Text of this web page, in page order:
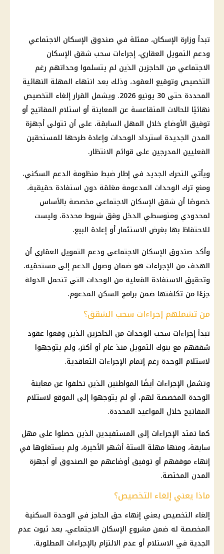
تبدأ وزارة الإسكان، ممثلة في صندوق الإسكان الاجتماعي
ودعم التمويل العقاري، إجراءات سحب شقق الإسكان
الاجتماعي من الحاجزين الذين لم يتسلموا وحداتهم رغم
التخصيص وتوقيع العقود، وذلك بعد انتهاء المهلة النهائية
المحددة حتى 30 يونيو 2026. ويشمل القرار إلغاء التخصيص
نهائيًا للحالات المتقاعسة عن المعاينة أو استلام المفاتيح أو
توفيق الأوضاع خلال المهل السابقة، على أن تتولى أجهزة
المدن الجديدة استرداد الوحدات وإعادة طرحها للمستحقين
الفعليين المدرجين على قوائم الانتظار.
ويأتي التحرك الجديد في إطار ضبط منظومة الدعم السكني،
ومنع ترك الوحدات المدعومة مغلقة دون استفادة حقيقية،
خصوصًا أن شقق الإسكان الاجتماعي مخصصة بالأساس
لمحدودي ومتوسطي الدخل وفق شروط محددة، وليست
للاحتفاظ بها بغرض الاستثمار أو إعادة البيع.
وأكد صندوق الإسكان الاجتماعي ودعم التمويل العقاري أن
الهدف من الإجراءات هو ضمان وصول الدعم إلى مستحقيه،
وتحقيق الاستفادة الفعلية من الوحدات التي تتحمل الدولة
جزءًا من تكلفتها ضمن برامج السكن المدعوم.
من تشملهم إجراءات سحب الشقق؟
تبدأ إجراءات سحب الوحدات من الحاجزين الذين وقعوا عقود
شققهم مع بنوك التمويل منذ عام أو أكثر، ولم يتوجهوا
لاستلام الوحدة رغم إتمام الإجراءات التعاقدية.
وتشمل الإجراءات أيضًا المواطنين الذين تخلفوا عن معاينة
الوحدة المخصصة لهم، أو لم يتوجهوا إلى الموقع لاستلام
المفاتيح خلال المواعيد المحددة.
كما تمتد الإجراءات إلى المستفيدين الذين حصلوا على مهل
سابقة، ومنها مهلة الستة أشهر الأخيرة، ولم يستغلوها في
إنهاء موقفهم أو توفيق أوضاعهم مع الصندوق أو أجهزة
المدن المختصة.
ماذا يعني إلغاء التخصيص؟
إلغاء التخصيص يعني إنهاء حق الحاجز في الوحدة السكنية
المخصصة له ضمن مشروع الإسكان الاجتماعي، بعد ثبوت عدم
الجدية في الاستلام أو عدم الالتزام بالإجراءات المطلوبة.